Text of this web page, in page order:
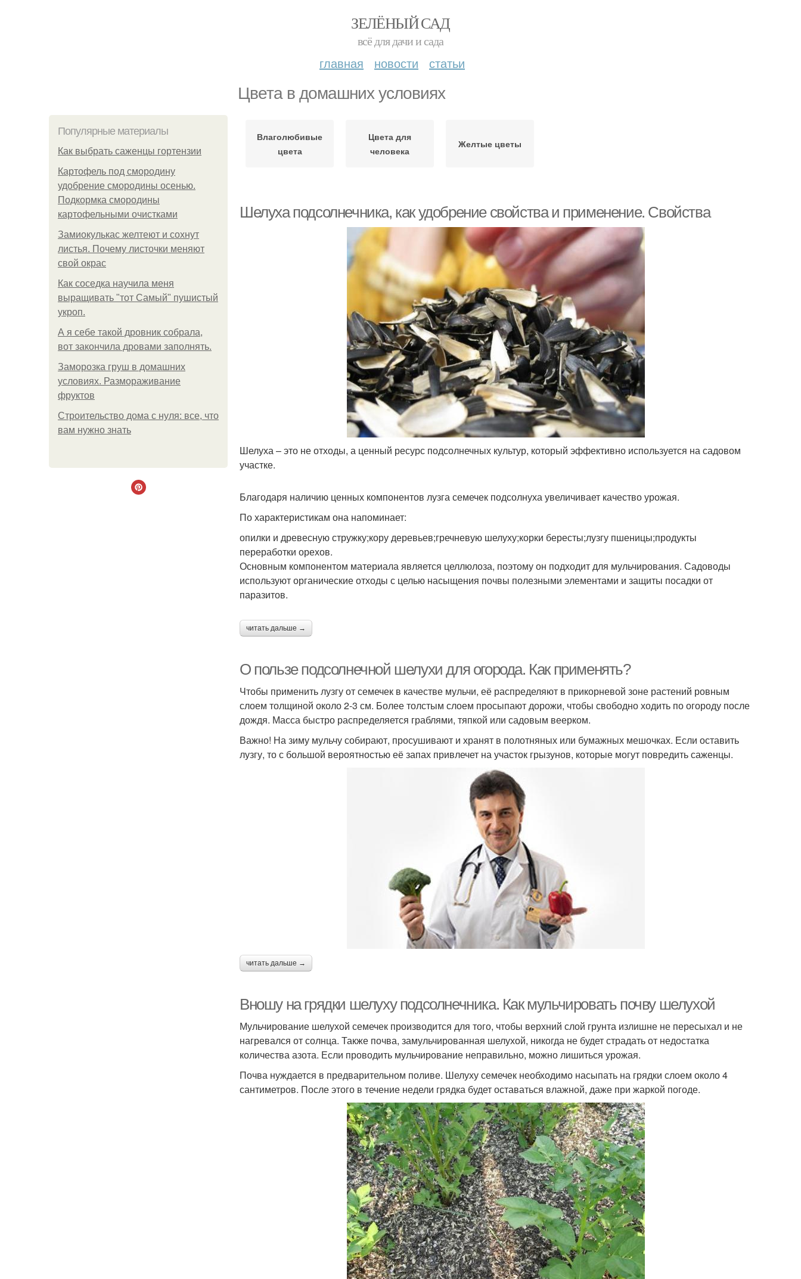
ЗЕЛЁНЫЙ САД
всё для дачи и сада
главная новости статьи
Цвета в домашних условиях
Популярные материалы
Как выбрать саженцы гортензии
Картофель под смородину
удобрение смородины осенью.
Подкормка смородины
картофельными очистками
Замиокулькас желтеют и сохнут
листья. Почему листочки меняют
свой окрас
Как соседка научила меня
выращивать "тот Самый" пушистый
укроп.
А я себе такой дровник собрала,
вот закончила дровами заполнять.
Заморозка груш в домашних
условиях. Размораживание
фруктов
Строительство дома с нуля: все, что
вам нужно знать
Влаголюбивые
цвета
Цвета для
человека
Желтые цветы
Шелуха подсолнечника, как удобрение свойства и применение. Свойства
Шелуха – это не отходы, а ценный ресурс подсолнечных культур, который эффективно используется на садовом
участке.
Благодаря наличию ценных компонентов лузга семечек подсолнуха увеличивает качество урожая.
По характеристикам она напоминает:
опилки и древесную стружку;кору деревьев;гречневую шелуху;корки бересты;лузгу пшеницы;продукты
переработки орехов.
Основным компонентом материала является целлюлоза, поэтому он подходит для мульчирования. Садоводы
используют органические отходы с целью насыщения почвы полезными элементами и защиты посадки от
паразитов.
читать дальше →
О пользе подсолнечной шелухи для огорода. Как применять?
Чтобы применить лузгу от семечек в качестве мульчи, её распределяют в прикорневой зоне растений ровным
слоем толщиной около 2-3 см. Более толстым слоем просыпают дорожи, чтобы свободно ходить по огороду после
дождя. Масса быстро распределяется граблями, тяпкой или садовым веерком.
Важно! На зиму мульчу собирают, просушивают и хранят в полотняных или бумажных мешочках. Если оставить
лузгу, то с большой вероятностью её запах привлечет на участок грызунов, которые могут повредить саженцы.
читать дальше →
Вношу на грядки шелуху подсолнечника. Как мульчировать почву шелухой
Мульчирование шелухой семечек производится для того, чтобы верхний слой грунта излишне не пересыхал и не
нагревался от солнца. Также почва, замульчированная шелухой, никогда не будет страдать от недостатка
количества азота. Если проводить мульчирование неправильно, можно лишиться урожая.
Почва нуждается в предварительном поливе. Шелуху семечек необходимо насыпать на грядки слоем около 4
сантиметров. После этого в течение недели грядка будет оставаться влажной, даже при жаркой погоде.